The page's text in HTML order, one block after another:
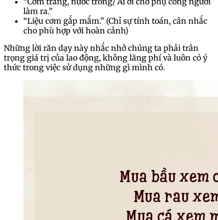
làm ra.”
“Liệu cơm gắp mắm.” (Chỉ sự tính toán, cân nhắc
cho phù hợp với hoàn cảnh)
Những lời răn dạy này nhắc nhở chúng ta phải trân
trọng giá trị của lao động, không lãng phí và luôn có ý
thức trong việc sử dụng những gì mình có.